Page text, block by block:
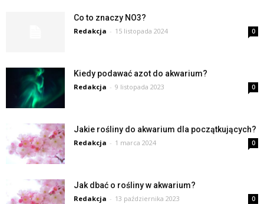
Co to znaczy NO3?
Redakcja - 15 listopada 2024 0
Kiedy podawać azot do akwarium?
Redakcja - 9 listopada 2023 0
Jakie rośliny do akwarium dla początkujących?
Redakcja - 1 marca 2024 0
Jak dbać o rośliny w akwarium?
Redakcja - 13 października 2023 0